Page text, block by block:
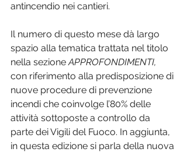
antincendio nei cantieri.
Il numero di questo mese dà largo
spazio alla tematica trattata nel titolo
nella sezione APPROFONDIMENTI,
con riferimento alla predisposizione di
nuove procedure di prevenzione
incendi che coinvolge l’80% delle
attività sottoposte a controllo da
parte dei Vigili del Fuoco. In aggiunta,
in questa edizione si parla della nuova